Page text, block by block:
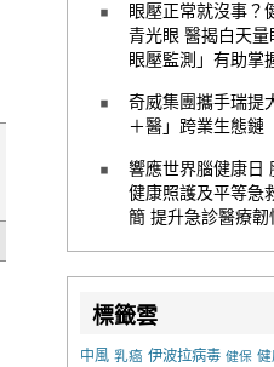
眼壓正常就沒事？
青光眼 醫揭白天
眼壓監測」有助掌
奇威集團攜手瑞提
＋醫」跨業生態鏈
響應世界腦健康日
健康照護及平等急
簡 提升急診醫療韌
標籤雲
中風 乳癌 伊波拉病毒 健保 健